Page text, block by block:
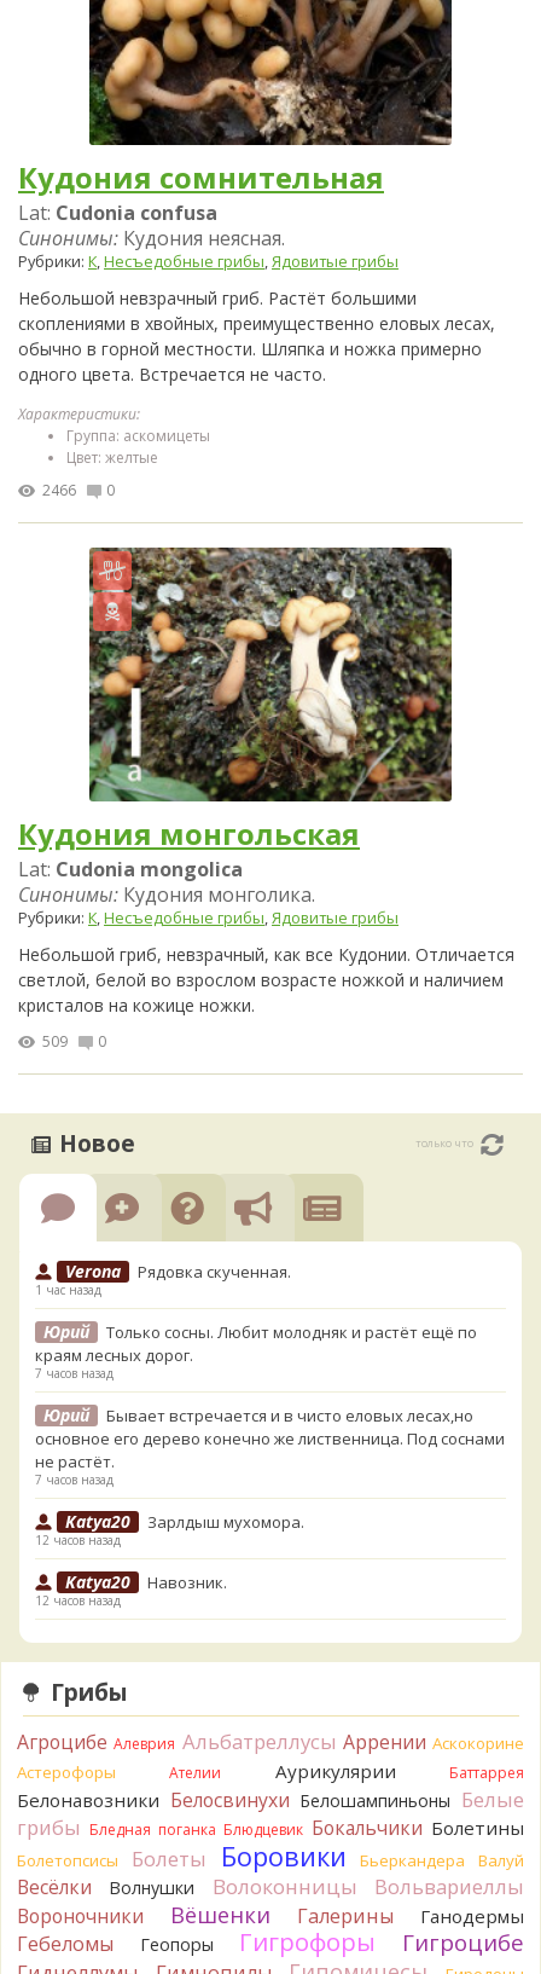
Кудония сомнительная
Lat: Cudonia confusa
Синонимы: Кудония неясная.
Рубрики: К,Несъедобные грибы,Ядовитые грибы
Небольшой невзрачный гриб. Растёт большими
скоплениями в хвойных, преимущественно еловых лесах,
обычно в горной местности. Шляпка и ножка примерно
одного цвета. Встречается не часто.
Характеристики:
Группа: аскомицеты
Цвет: желтые
2466
0
Кудония монгольская
Lat: Cudonia mongolica
Синонимы: Кудония монголика.
Рубрики: К,Несъедобные грибы,Ядовитые грибы
Небольшой гриб, невзрачный, как все Кудонии. Отличается
светлой, белой во взрослом возрасте ножкой и наличием
кристалов на кожице ножки.
509 0
Новое только что
Verona Рядовка скученная.
1 час назад
Юрий
Только сосны. Любит молодняк и растёт ещё по
краям лесных дорог.
7 часов назад
Юрий
Бывает встречается и в чисто еловых лесах,но
основное его дерево конечно же лиственница. Под соснами
не растёт.
7 часов назад
Katya20 Зарлдыш мухомора.
12 часов назад
Katya20 Навозник.
12 часов назад
Verona Скорее всего он.
1 день назад
Verona
1 день назад
Verona
Рядовка мыльная, судя по пластинкам.
Правильно сделали, что не взяли.
1 день назад
BorisM Подгруздок чёрный, или близкие виды
1 день назад
BorisM Сдаётся мне, на земле и в руке - разные грибы.
1 день назад
Грибы
Агроцибе Алеврия Альбатреллусы Аррении Аскокорине
Астерофоры
Ателии Аурикулярии Баттаррея
Белонавозники Белосвинухи Белошампиньоны Белые
грибы Бледная поганка Блюдцевик Бокальчики Болетины
Болетопсисы Болеты Боровики Бьеркандера Валуй
Весёлки Волнушки Волоконницы Вольвариеллы
Вороночники Вёшенки Галерины Ганодермы
Гебеломы Геопоры Гигрофоры Гигроцибе